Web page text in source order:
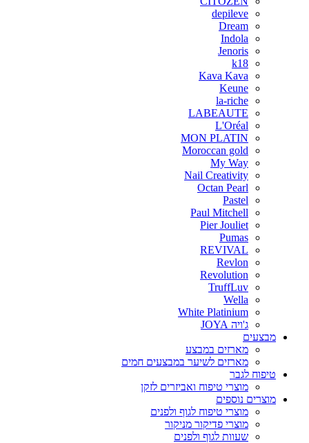
depileve
Dream
Indola
Jenoris
k18
Kava Kava
Keune
la-riche
LABEAUTE
L'Oréal
MON PLATIN
Moroccan gold
My Way
Nail Creativity
Octan Pearl
Pastel
Paul Mitchell
Pier Jouliet
Pumas
REVIVAL
Revlon
Revolution
TruffLuv
Wella
White Platinium
ג'ויה JOYA
מבצעים
מארזים במבצע
מארזים לשיער במבצעים חמים
טיפוח לגבר
מוצרי טיפוח ואביזרים לזקן
מוצרים נוספים
מוצרי טיפוח לגוף ולפנים
מוצרי פדיקור מניקור
שעוות לגוף ולפנים